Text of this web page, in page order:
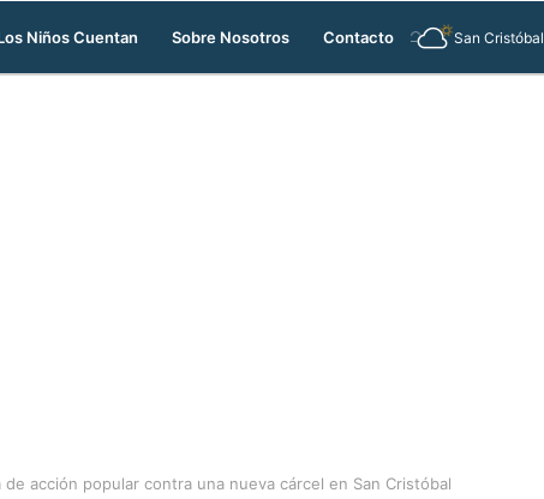
Niños Cuentan Sobre Nosotros Contacto San Cristóbal
acción popular contra una nueva cárcel en San Cristóbal